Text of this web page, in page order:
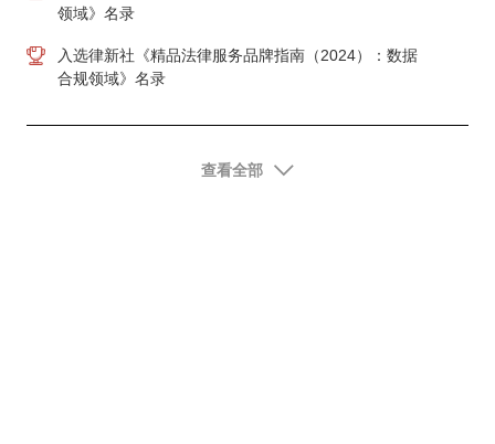
领域》名录
入选律新社《精品法律服务品牌指南（2024）：数据
合规领域》名录
查看全部